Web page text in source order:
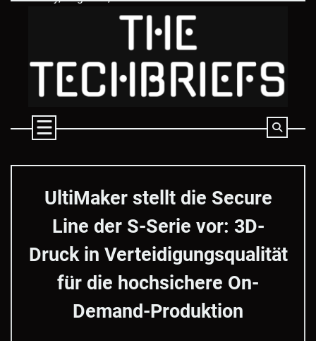
UltiMaker stellt die Secure
Line der S-Serie vor: 3D-
Druck in Verteidigungsqualität
für die hochsichere On-
Demand-Produktion